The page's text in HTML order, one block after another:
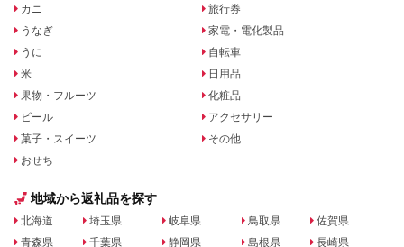
カニ
うなぎ
うに
米
果物・フルーツ
ビール
菓子・スイーツ
おせち
旅行券
家電・電化製品
自転車
日用品
化粧品
アクセサリー
その他
地域から返礼品を探す
北海道
青森県
埼玉県
千葉県
岐阜県
静岡県
鳥取県
島根県
佐賀県
長崎県